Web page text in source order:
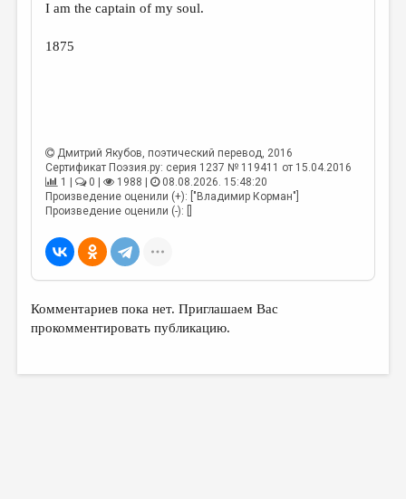
I am the captain of my soul.
1875
Дмитрий Якубов, поэтический перевод, 2016
Сертификат Поэзия.ру: серия 1237 № 119411 от 15.04.2016
1 |
0 | 1988 |
08.08.2026. 15:48:20
Произведение оценили (+): ["Владимир Корман"]
Произведение оценили (-): []
Комментариев пока нет. Приглашаем Вас
прокомментировать публикацию.